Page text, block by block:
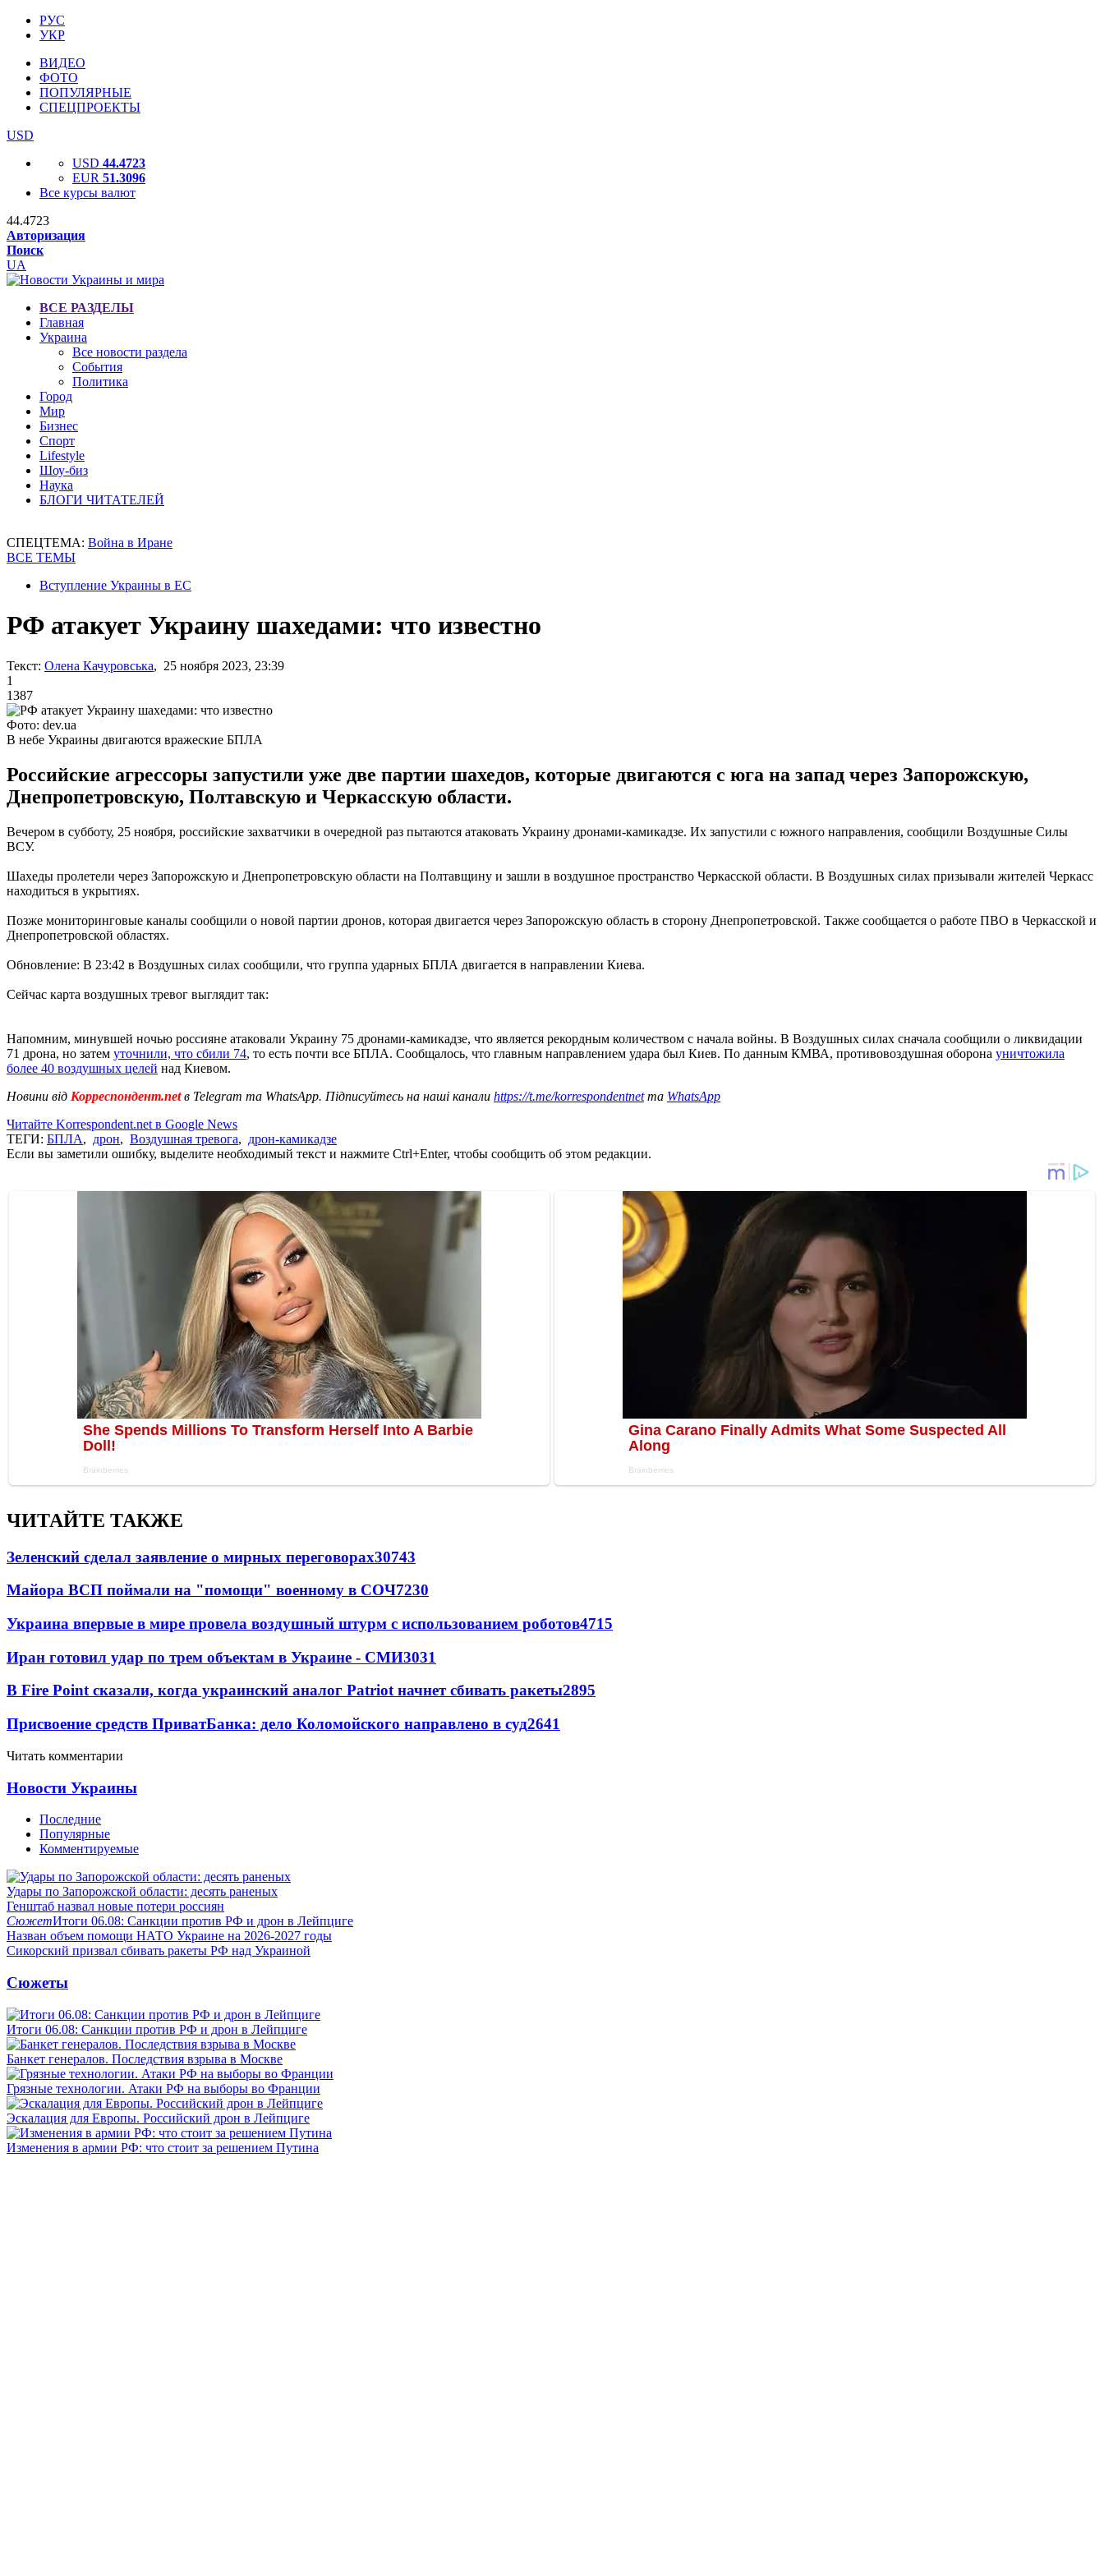
РУС
УКР
ВИДЕО
ФОТО
ПОПУЛЯРНЫЕ
СПЕЦПРОЕКТЫ
USD
USD 44.4723
EUR 51.3096
Все курсы валют
44.4723
Авторизация
Поиск
UA
ВСЕ РАЗДЕЛЫ
Главная
Украина
Все новости раздела
События
Политика
Город
Мир
Бизнес
Спорт
Lifestyle
Шоу-биз
Наука
БЛОГИ ЧИТАТЕЛЕЙ
СПЕЦТЕМА: Война в Иране
ВСЕ ТЕМЫ
Вступление Украины в ЕС
РФ атакует Украину шахедами: что известно
Текст: Олена Качуровська, 25 ноября 2023, 23:39
1
1387
Фото: dev.ua
В небе Украины двигаются вражеские БПЛА
Российские агрессоры запустили уже две партии шахедов, которые двигаются с юга на запад через Запорожскую,
Днепропетровскую, Полтавскую и Черкасскую области.
Вечером в субботу, 25 ноября, российские захватчики в очередной раз пытаются атаковать Украину дронами-камикадзе. Их запустили с южного направления, сообщили Воздушные Силы
ВСУ.
Шахеды пролетели через Запорожскую и Днепропетровскую области на Полтавщину и зашли в воздушное пространство Черкасской области. В Воздушных силах призывали жителей Черкасс
находиться в укрытиях.
Позже мониторинговые каналы сообщили о новой партии дронов, которая двигается через Запорожскую область в сторону Днепропетровской. Также сообщается о работе ПВО в Черкасской и
Днепропетровской областях.
Обновление: В 23:42 в Воздушных силах сообщили, что группа ударных БПЛА двигается в направлении Киева.
Сейчас карта воздушных тревог выглядит так:
Напомним, минувшей ночью россияне атаковали Украину 75 дронами-камикадзе, что является рекордным количеством с начала войны. В Воздушных силах сначала сообщили о ликвидации
71 дрона, но затем уточнили, что сбили 74, то есть почти все БПЛА. Сообщалось, что главным направлением удара был Киев. По данным КМВА, противовоздушная оборона уничтожила
более 40 воздушных целей над Киевом.
Новини від Корреспондент.netв Telegram та WhatsApp. Підписуйтесь на наші канали https://t.me/korrespondentnetта WhatsApp
Читайте Korrespondent.net в Google News
ТЕГИ: БПЛА, дрон, Воздушная тревога, дрон-камикадзе
Если вы заметили ошибку, выделите необходимый текст и нажмите Ctrl+Enter, чтобы сообщить об этом редакции.
ЧИТАЙТЕ ТАКЖЕ
Зеленский сделал заявление о мирных переговорах30743
Майора ВСП поймали на "помощи" военному в СОЧ7230
Украина впервые в мире провела воздушный штурм с использованием роботов4715
Иран готовил удар по трем объектам в Украине - СМИ3031
В Fire Point сказали, когда украинский аналог Patriot начнет сбивать ракеты2895
Присвоение средств ПриватБанка: дело Коломойского направлено в суд2641
Читать комментарии
Новости Украины
Последние
Популярные
Комментируемые
Удары по Запорожской области: десять раненых
Генштаб назвал новые потери россиян
СюжетИтоги 06.08: Санкции против РФ и дрон в Лейпциге
Назван объем помощи НАТО Украине на 2026-2027 годы
Сикорский призвал сбивать ракеты РФ над Украиной
Сюжеты
Итоги 06.08: Санкции против РФ и дрон в Лейпциге
Банкет генералов. Последствия взрыва в Москве
Грязные технологии. Атаки РФ на выборы во Франции
Эскалация для Европы. Российский дрон в Лейпциге
Изменения в армии РФ: что стоит за решением Путина